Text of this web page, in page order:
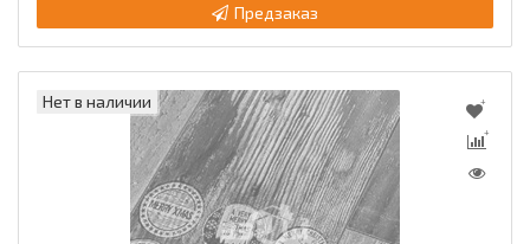
Предзаказ
Нет в наличии